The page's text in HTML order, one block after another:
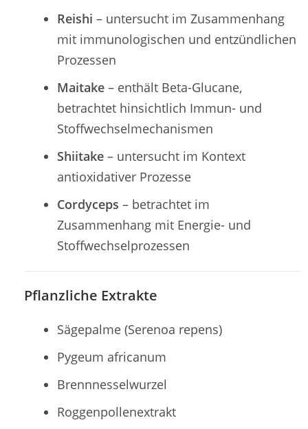
Reishi – untersucht im Zusammenhang
mit immunologischen und entzündlichen
Prozessen
Maitake – enthält Beta-Glucane,
betrachtet hinsichtlich Immun- und
Stoffwechselmechanismen
Shiitake – untersucht im Kontext
antioxidativer Prozesse
Cordyceps – betrachtet im
Zusammenhang mit Energie- und
Stoffwechselprozessen
Pflanzliche Extrakte
Sägepalme (Serenoa repens)
Pygeum africanum
Brennnesselwurzel
Roggenpollenextrakt